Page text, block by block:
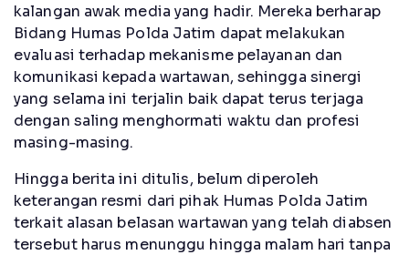
kalangan awak media yang hadir. Mereka berharap
Bidang Humas Polda Jatim dapat melakukan
evaluasi terhadap mekanisme pelayanan dan
komunikasi kepada wartawan, sehingga sinergi
yang selama ini terjalin baik dapat terus terjaga
dengan saling menghormati waktu dan profesi
masing-masing.
Hingga berita ini ditulis, belum diperoleh
keterangan resmi dari pihak Humas Polda Jatim
terkait alasan belasan wartawan yang telah diabsen
tersebut harus menunggu hingga malam hari tanpa